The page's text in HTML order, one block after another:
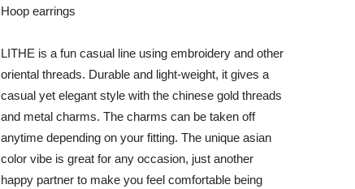
Hoop earrings
LITHE is a fun casual line using embroidery and other
oriental threads. Durable and light-weight, it gives a
casual yet elegant style with the chinese gold threads
and metal charms. The charms can be taken off
anytime depending on your fitting. The unique asian
color vibe is great for any occasion, just another
happy partner to make you feel comfortable being